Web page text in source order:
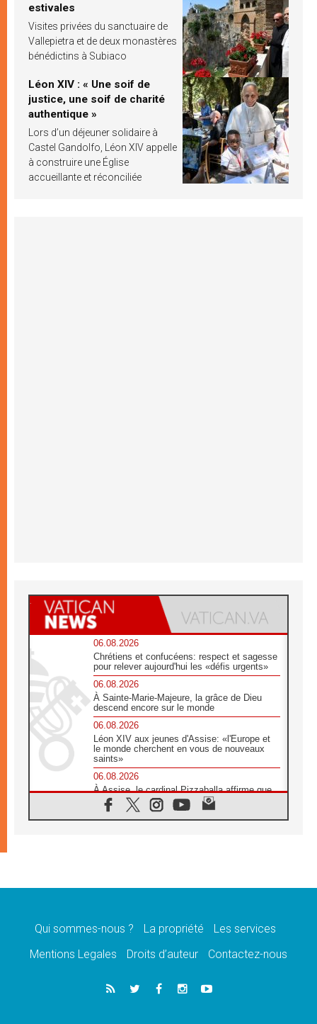
estivales
Visites privées du sanctuaire de
Vallepietra et de deux monastères
bénédictins à Subiaco
Léon XIV : « Une soif de
justice, une soif de charité
authentique »
Lors d’un déjeuner solidaire à
Castel Gandolfo, Léon XIV appelle
à construire une Église
accueillante et réconciliée
06.08.2026
Chrétiens et confucéens: respect et sagesse
pour relever aujourd'hui les «défis urgents»
06.08.2026
À Sainte-Marie-Majeure, la grâce de Dieu
descend encore sur le monde
06.08.2026
Léon XIV aux jeunes d'Assise: «l'Europe et
le monde cherchent en vous de nouveaux
saints»
06.08.2026
À Assise, le cardinal Pizzaballa affirme que
«les chrétiens veulent la paix»
06.08.2026
message de paix et de dignité humaine»
«La visite du Pape en Uruguay renforcera
05.08.2026
Le nonce en Ukraine: «Il est inquiétant
Qui sommes-nous ? La propriété
Les services
Mentions Legales
Droits d’auteur Contactez-nous